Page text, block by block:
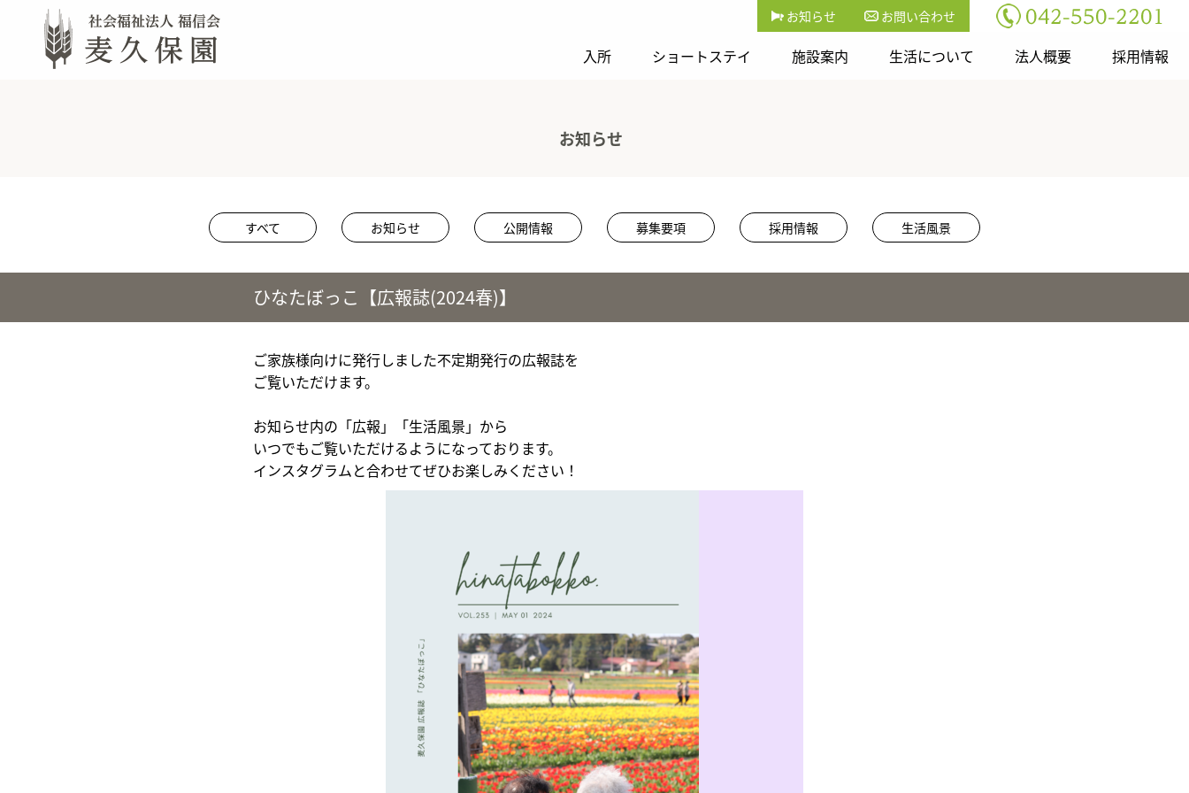
お知らせ お問い合わせ
入所 ショートステイ 施設案内 生活について 法人概要 採用情報
お知らせ
すべて お知らせ 公開情報 募集要項 採用情報 生活風景
ひなたぼっこ【広報誌(2024春)】
ご家族様向けに発行しました不定期発行の広報誌を
ご覧いただけます。
お知らせ内の「広報」「生活風景」から
いつでもご覧いただけるようになっております。
インスタグラムと合わせてぜひお楽しみください！